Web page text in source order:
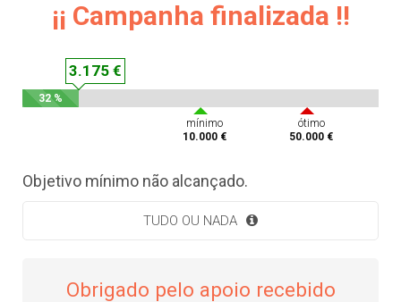
¡¡ Campanha finalizada !!
3.175 €
32 %
mínimo
10.000 €
ótimo
50.000 €
Objetivo mínimo não alcançado.
TUDO OU NADA
Obrigado pelo apoio recebido